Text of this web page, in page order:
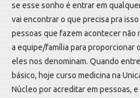
se esse sonho é entrar em
vai encontrar o que precisa pra
pessoas que fazem acontecer não
a equipe/família para proporcionar
eles nos denominam. Quando
básico, hoje curso medicina na
Núcleo por acreditar em pessoas,